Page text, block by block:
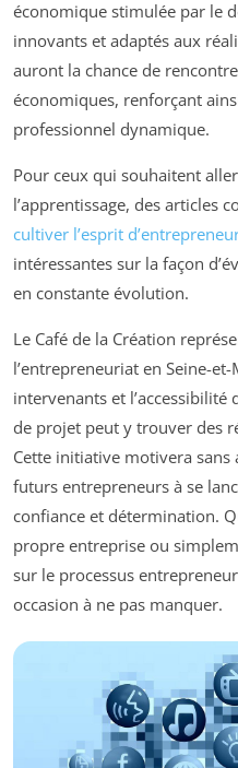
économique stimulée par le
innovants et adaptés aux
auront la chance de
économiques, renforçant
professionnel dynamique.
Pour ceux qui souhaitent
l’apprentissage, des articles
cultiver l’esprit
intéressantes sur la façon
en constante évolution.
Le Café de la Création
l’entrepreneuriat en Seine-
intervenants et l’accessibilité
de projet peut y trouver des
Cette initiative motivera
futurs entrepreneurs à se
confiance et détermination.
propre entreprise ou
sur le processus
occasion à ne pas manquer.